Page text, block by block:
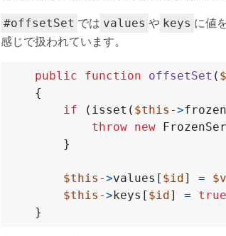
#offsetSet では values や keys に値
感じで扱われています。
public function offsetSet (
{
if
( isset ( $this ->frozen
throw new
}
$this ->values [ $id] =
$this ->keys [ $id] = true
}